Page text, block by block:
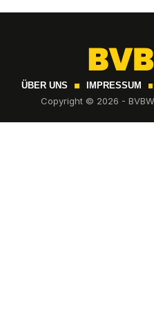
ÜBER UNS IMPRESSUM
Copyright © 2026 -